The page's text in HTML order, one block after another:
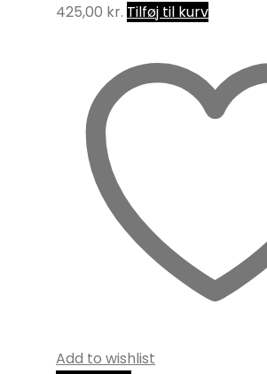
425,00 kr. Tilføj til kurv
Add to wishlist